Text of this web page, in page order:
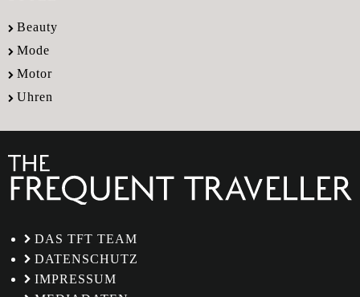
Beauty
Mode
Motor
Uhren
DAS TFT TEAM
DATENSCHUTZ
IMPRESSUM